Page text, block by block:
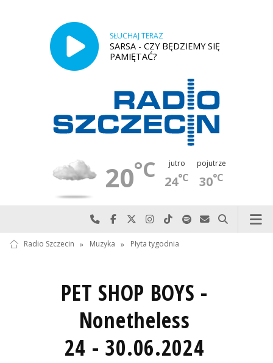
SŁUCHAJ TERAZ
SARSA - CZY BĘDZIEMY SIĘ
PAMIĘTAĆ?
20°C jutro
24°C
pojutrze
30°C
Najlepiej po prostu do nas zadzwoń
Odwiedź nas na Facebook-u
Odwiedź nas na X
Odwiedź nas na Instagram-ie
Odwiedź nas na TikTok-u
Szukaj nas na Spotify
Wyślij do nas
Szukaj
Radio Szczecin » Muzyka » Płyta tygodnia
PET SHOP BOYS -
Nonetheless
24 - 30.06.2024